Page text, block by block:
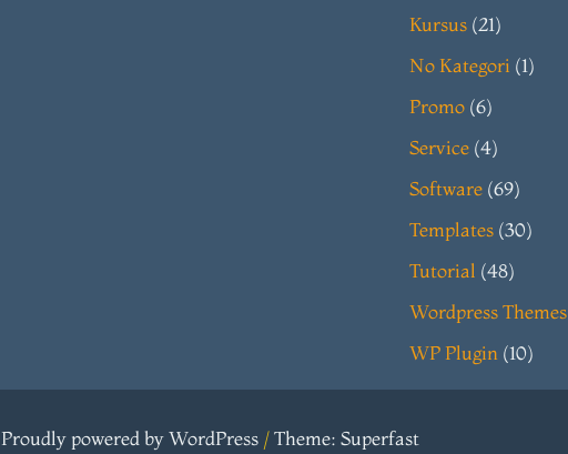
Kursus (21)
No Kategori (1)
Promo (6)
Service (4)
Software (69)
Templates (30)
Tutorial (48)
Wordpress Themes
WP Plugin (10)
Proudly powered by WordPress /Theme: Superfast